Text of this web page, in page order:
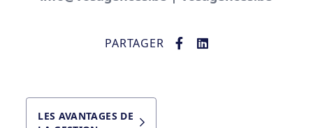
PARTAGER
LES AVANTAGES DE